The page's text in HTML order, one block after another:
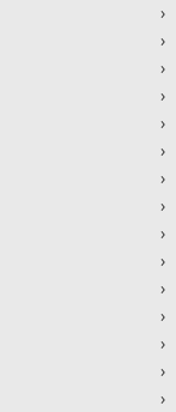
›
›
›
›
›
›
›
›
›
›
›
›
›
›
›